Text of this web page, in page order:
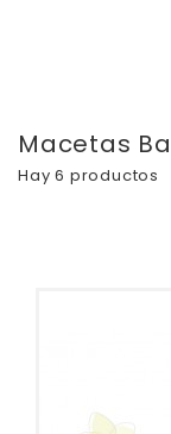
Macetas
Hay 6 productos